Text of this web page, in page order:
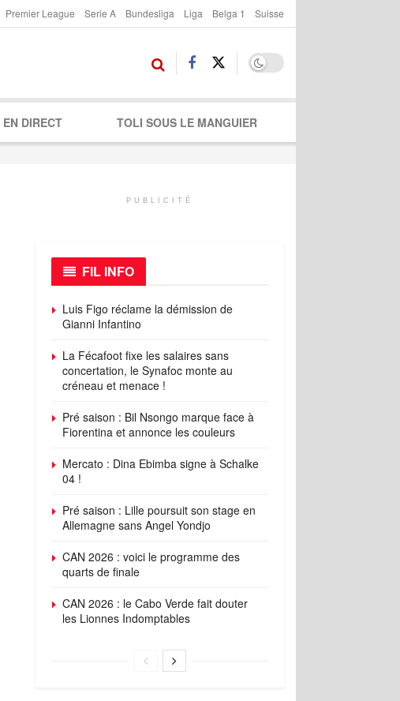
Premier League Serie A Bundesliga Liga Belga 1 Suisse
EN DIRECT TOLI SOUS LE MANGUIER
PUBLICITÉ
FIL INFO
Luis Figo réclame la démission de
Gianni Infantino
La Fécafoot fixe les salaires sans
concertation, le Synafoc monte au
créneau et menace !
Pré saison : Bil Nsongo marque face à
Fiorentina et annonce les couleurs
Mercato : Dina Ebimba signe à Schalke
04 !
Pré saison : Lille poursuit son stage en
Allemagne sans Angel Yondjo
CAN 2026 : voici le programme des
quarts de finale
CAN 2026 : le Cabo Verde fait douter
les Lionnes Indomptables